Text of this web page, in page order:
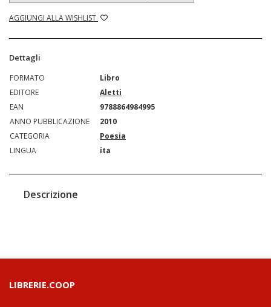
AGGIUNGI ALLA WISHLIST
Dettagli
FORMATO
Libro
EDITORE
Aletti
EAN
9788864984995
ANNO PUBBLICAZIONE
2010
CATEGORIA
Poesia
LINGUA
ita
Descrizione
LIBRERIE.COOP